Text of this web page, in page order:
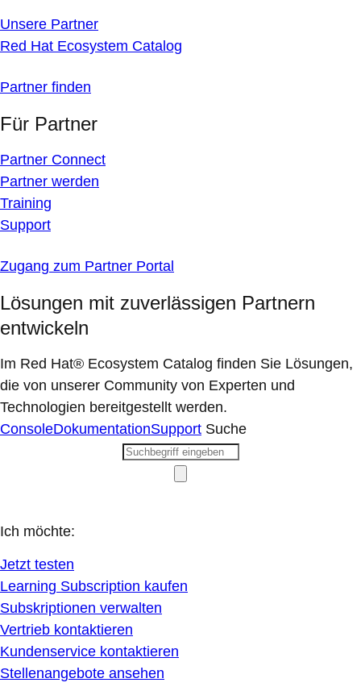
Unsere Partner
Red Hat Ecosystem Catalog
Partner finden
Für Partner
Partner Connect
Partner werden
Training
Support
Zugang zum Partner Portal
Lösungen mit zuverlässigen Partnern
entwickeln
Im Red Hat® Ecosystem Catalog finden Sie Lösungen,
die von unserer Community von Experten und
Technologien bereitgestellt werden.
ConsoleDokumentationSupport Suche
Ich möchte:
Jetzt testen
Learning Subscription kaufen
Subskriptionen verwalten
Vertrieb kontaktieren
Kundenservice kontaktieren
Stellenangebote ansehen